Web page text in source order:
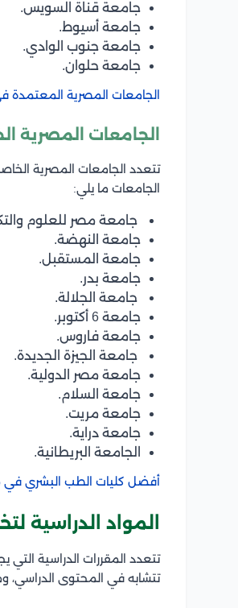
جامعة قناة السويس.
جامعة أسيوط.
جامعة جنوب الوادي.
جامعة حلوان.
الجامعات المصرية المعتمدة
الجامعات المصرية
تتعدد الجامعات المصرية
الجامعات ما يلي:
جامعة مصر للعلوم
جامعة النهضة.
جامعة المستقبل.
جامعة بدر.
جامعة الجلالة.
جامعة 6 أكتوبر.
جامعة فاروس.
جامعة الجيزة الجديدة.
جامعة مصر الدولية.
جامعة السلام.
جامعة مريت.
جامعة دراية.
الجامعة البريطانية.
أفضل كليات الطب البشري
المواد
تتعدد المقررات الدراسية
تتشابه في المحتوى الدراسي،